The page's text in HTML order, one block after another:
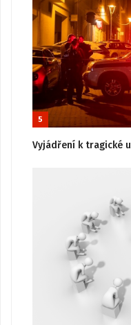
5
Vyjádření k tragické